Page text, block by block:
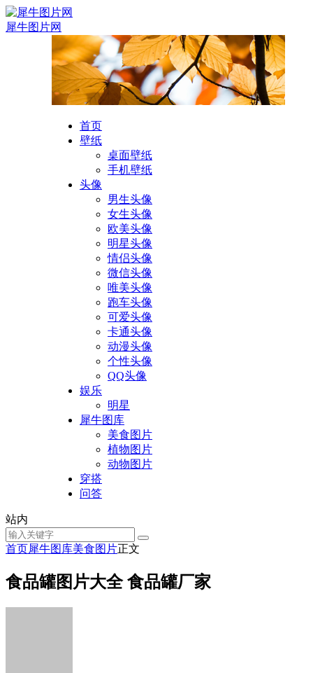
犀牛图片网
首页
壁纸
桌面壁纸
手机壁纸
头像
男生头像
女生头像
欧美头像
明星头像
情侣头像
微信头像
唯美头像
跑车头像
可爱头像
卡通头像
动漫头像
个性头像
QQ头像
娱乐
明星
犀牛图库
美食图片
植物图片
动物图片
穿搭
问答
站内
首页犀牛图库美食图片正文
食品罐图片大全 食品罐厂家